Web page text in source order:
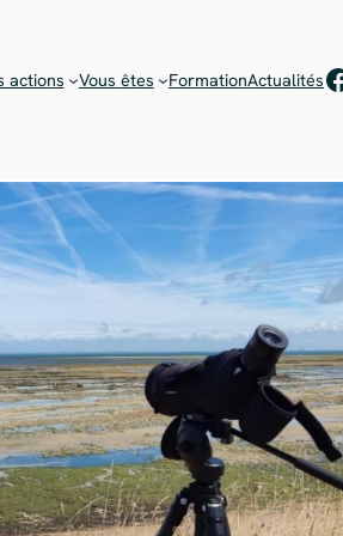
actions Vous êtes FormationActualités